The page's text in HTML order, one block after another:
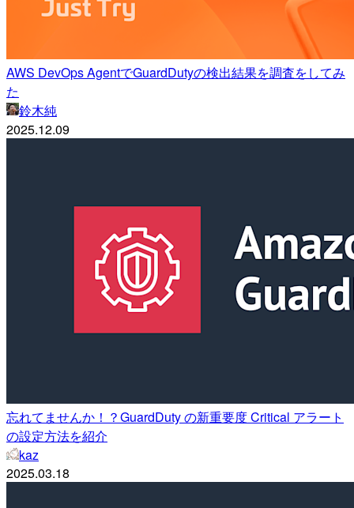
AWS DevOps AgentでGuardDutyの検出結果を調査をしてみ
た
鈴木純
2025.12.09
忘れてませんか！？GuardDuty の新重要度 Critical アラート
の設定方法を紹介
kaz
2025.03.18